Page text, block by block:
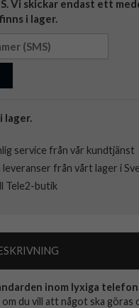
Vi skickar endast ett
i lager.
lager.
service från vår kundtjänst
leveranser från vårt lager i
Tele2-butik
inom lyxiga
du vill att något ska